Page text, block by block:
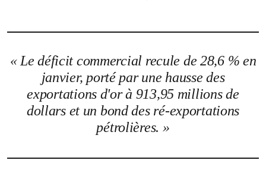
« Le déficit commercial recule de 28,6 % en
janvier, porté par une hausse des
exportations d'or à 913,95 millions de
dollars et un bond des ré-exportations
pétrolières. »